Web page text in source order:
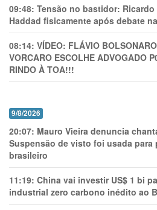
09:48: Tensão no bastidor:
Haddad fisicamente após debate
08:14: VÍDEO: FLÁVIO
VORCARO ESCOLHE ADVOGADO
RINDO À TOA!!!
9/8/2026
20:07: Mauro Vieira denuncia
Suspensão de visto foi usada para
brasileiro
11:19: China vai investir US$ 1 bi
industrial zero carbono inédito ao